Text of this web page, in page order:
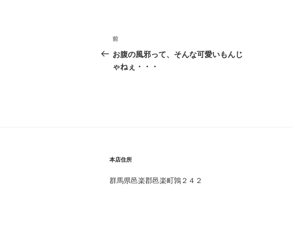
投
稿
ナ
ョ
ン
前
の
投
前
お腹の風邪って、そんな可愛いもんじ
ゃねぇ・・・
本店住所
群馬県邑楽郡邑楽町鶉２４２